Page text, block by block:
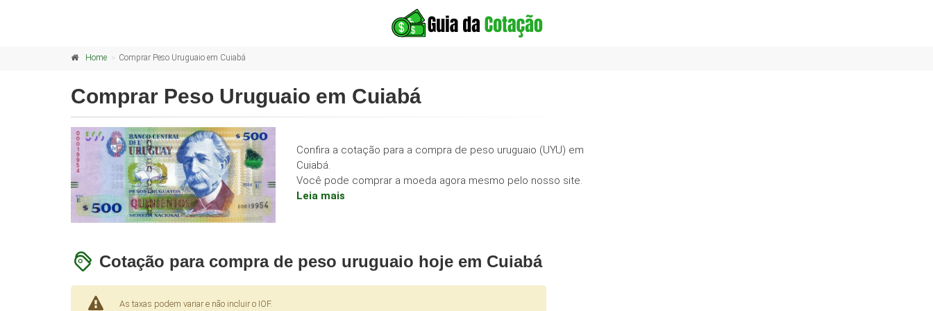
Home Comprar Peso Uruguaio em Cuiabá
Comprar Peso Uruguaio em Cuiabá
Confira a cotação para a compra de peso uruguaio (UYU) em
Cuiabá.
Você pode comprar a moeda agora mesmo pelo nosso site.
Leia mais
Cotação para compra de peso uruguaio hoje em Cuiabá
As taxas podem variar e não incluir o IOF.